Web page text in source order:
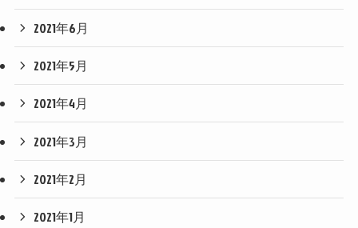
2021年6月
2021年5月
2021年4月
2021年3月
2021年2月
2021年1月